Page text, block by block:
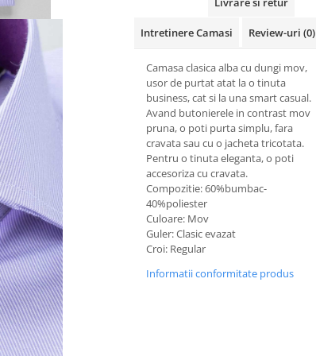
Intretinere Camasi Review-uri (0)
Camasa clasica alba cu dungi mov,
usor de purtat atat la o tinuta
business, cat si la una smart casual.
Avand butonierele in contrast mov
pruna,o poti purta simplu, fara
cravata sau cu o jacheta tricotata.
Pentru o tinuta eleganta,o poti
accesoriza cu cravata.
Compozitie: 60%bumbac-
40%poliester
Culoare: Mov
Guler: Clasic evazat
Croi: Regular
Informatii conformitate produs